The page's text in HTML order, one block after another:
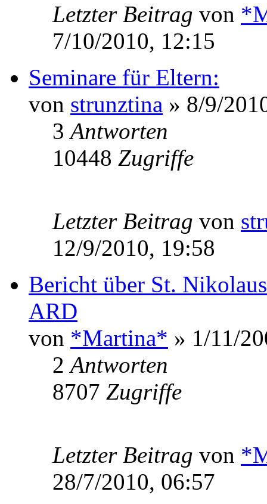
Letzter Beitrag von
7/10/2010, 12:15
Seminare für Eltern:
von strunztina » 8/9/
3Antworten
10448 Zugriffe
Letzter Beitrag von
12/9/2010, 19:58
Bericht über St.
ARD
von *Martina* » 1/11/
2Antworten
8707 Zugriffe
Letzter Beitrag von
28/7/2010, 06:57